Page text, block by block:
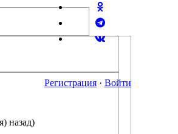
Регистрация · Войти
назад)